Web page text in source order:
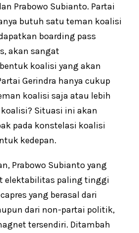
Prabowo Subianto. Partai
butuh satu teman koalisi
boarding pass
akan sangat
koalisi yang akan
Gerindra hanya cukup
koalisi saja atau lebih
Situasi ini akan
pada konstelasi koalisi
kedepan.
Prabowo Subianto yang
elektabilitas paling tinggi
yang berasal dari
dari non-partai politik,
tersendiri. Ditambah